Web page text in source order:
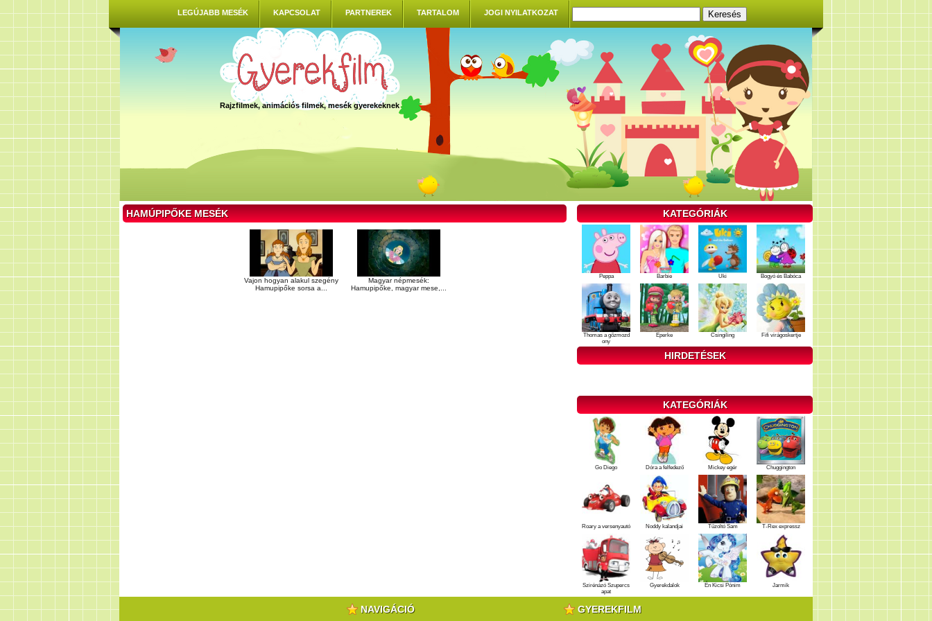
LEGÚJABB MESÉK KAPCSOLAT PARTNEREK TARTALOM JOGI NYILATKOZAT
Rajzfilmek, animációs filmek, mesék gyerekeknek
HAMÚPIPŐKE MESÉK
Vajon hogyan alakul szegény
Hamupipőke sorsa a...
Magyar népmesék:
Hamupipőke, magyar mese,...
KATEGÓRIÁK
Peppa Barbie Uki Bogyó és Babóca
Thomas a gőzmozd
ony
Eperke Csingiling Fifi virágoskertje
HIRDETÉSEK
KATEGÓRIÁK
Go Diego Dóra a felfedező Mickey egér Chuggington
Roary a versenyautó Noddy kalandjai Tűzoltó Sam T-Rex expressz
Szirénázó Szupercs
apat
Gyerekdalok Én Kicsi Pónim Jarmik
NAVIGÁCIÓ GYEREKFILM